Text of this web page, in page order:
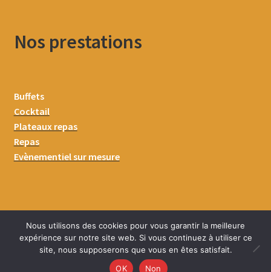
Nos prestations
Buffets
Cocktail
Plateaux repas
Repas
Evènementiel sur mesure
Nous utilisons des cookies pour vous garantir la meilleure
expérience sur notre site web. Si vous continuez à utiliser ce
site, nous supposerons que vous en êtes satisfait.
OK
Non